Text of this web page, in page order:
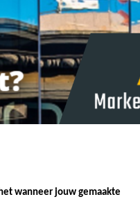
wanneer jouw gemaakte